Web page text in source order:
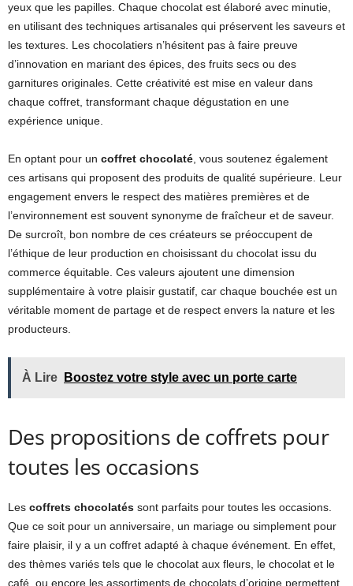
yeux que les papilles. Chaque chocolat est élaboré avec minutie,
en utilisant des techniques artisanales qui préservent les saveurs et
les textures. Les chocolatiers n’hésitent pas à faire preuve
d’innovation en mariant des épices, des fruits secs ou des
garnitures originales. Cette créativité est mise en valeur dans
chaque coffret, transformant chaque dégustation en une
expérience unique.
En optant pour un coffret chocolaté , vous soutenez également
ces artisans qui proposent des produits de qualité supérieure. Leur
engagement envers le respect des matières premières et de
l’environnement est souvent synonyme de fraîcheur et de saveur.
De surcroît, bon nombre de ces créateurs se préoccupent de
l’éthique de leur production en choisissant du chocolat issu du
commerce équitable. Ces valeurs ajoutent une dimension
supplémentaire à votre plaisir gustatif, car chaque bouchée est un
véritable moment de partage et de respect envers la nature et les
producteurs.
À Lire Boostez votre style avec un porte carte
Des propositions de coffrets pour
toutes les occasions
Les coffrets chocolatés sont parfaits pour toutes les occasions.
Que ce soit pour un anniversaire, un mariage ou simplement pour
faire plaisir, il y a un coffret adapté à chaque événement. En effet,
des thèmes variés tels que le chocolat aux fleurs, le chocolat et le
café, ou encore les assortiments de chocolats d’origine permettent